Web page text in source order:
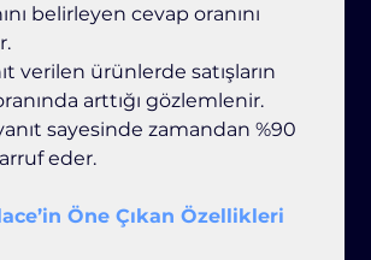
belirleyen cevap oranını
verilen ürünlerde satışların
arttığı gözlemlenir.
sayesinde zamandan %90
eder.
Öne Çıkan Özellikleri